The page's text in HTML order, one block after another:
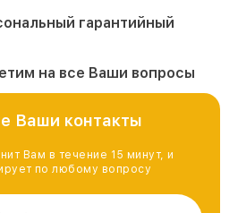
гарантийный
на все Ваши вопросы
Ваши контакты
Вам в течение 15 минут, и
по любому вопросу